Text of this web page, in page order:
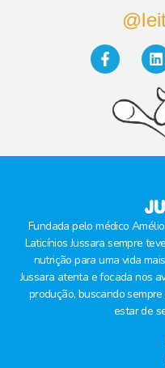
Fundada pelo médico
Laticínios Jussara sempre
nutrição para uma vida
Jussara atenta e focada nos
produção, buscando
estar de